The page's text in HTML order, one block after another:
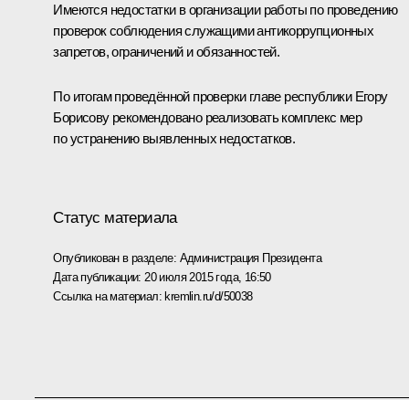
Имеются недостатки в организации работы по проведению
проверок соблюдения служащими антикоррупционных
запретов, ограничений и обязанностей.
По итогам проведённой проверки главе республики Егору
Борисовурекомендовано реализовать комплекс мер
по устранению выявленных недостатков.
Статус материала
Опубликован в разделе: Администрация Президента
Дата публикации: 20 июля 2015 года, 16:50
Ссылка на материал: kremlin.ru/d/50038